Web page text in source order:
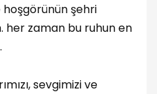
şehri
her zaman bu ruhun en
sevgimizi ve